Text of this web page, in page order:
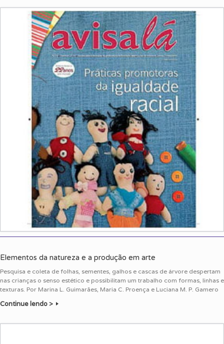
Elementos da natureza e a produção em arte
Pesquisa e coleta de folhas, sementes, galhos e cascas de árvore despertam
nas crianças o senso estético e possibilitam um trabalho com formas, linhas e
texturas. Por Marina L. Guimarães, Maria C. Proença e Luciana M. P. Gamero
Continue lendo >